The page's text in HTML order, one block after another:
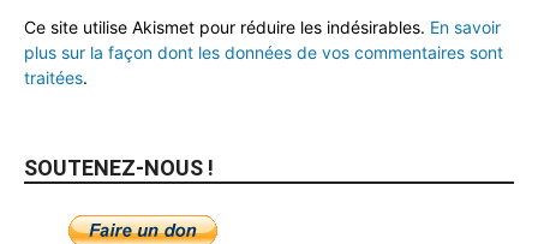
Ce site utilise Akismet pour réduire les indésirables. En savoir
plus sur la façon dont les données de vos commentaires sont
traitées.
SOUTENEZ-NOUS !